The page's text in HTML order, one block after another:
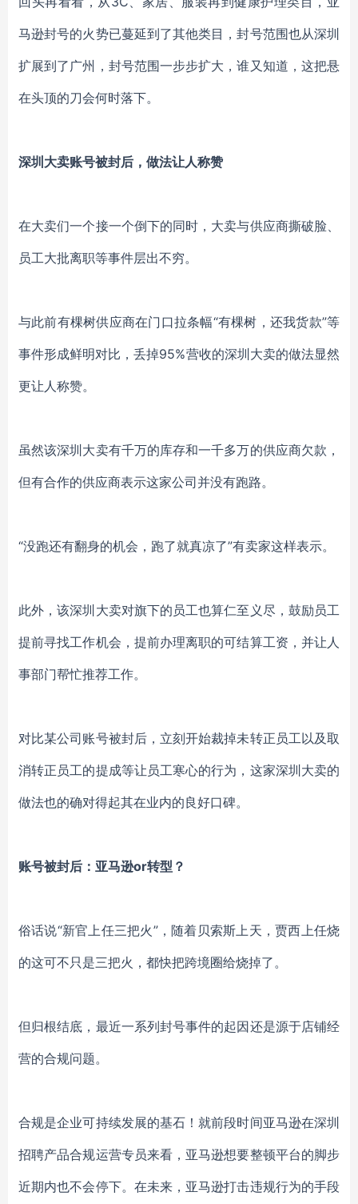
马逊封号的火势已蔓延到了其他类目，封号范围也从深圳
扩展到了广州，封号范围一步步扩大，谁又知道，这把悬
在头顶的刀会何时落下。
深圳大卖账号被封后，做法让人称赞
在大卖们一个接一个倒下的同时，大卖与供应商撕破脸、
员工大批离职等事件层出不穷。
与此前有棵树供应商在门口拉条幅“有棵树，还我货款”等
事件形成鲜明对比，丢掉95%营收的深圳大卖的做法显然
更让人称赞。
虽然该深圳大卖有千万的库存和一千多万的供应商欠款，
但有合作的供应商表示这家公司并没有跑路。
“没跑还有翻身的机会，跑了就真凉了”有卖家这样表示。
此外，该深圳大卖对旗下的员工也算仁至义尽，鼓励员工
提前寻找工作机会，提前办理离职的可结算工资，并让人
事部门帮忙推荐工作。
对比某公司账号被封后，立刻开始裁掉未转正员工以及取
消转正员工的提成等让员工寒心的行为，这家深圳大卖的
做法也的确对得起其在业内的良好口碑。
账号被封后：亚马逊or转型？
俗话说“新官上任三把火”，随着贝索斯上天，贾西上任烧
的这可不只是三把火，都快把跨境圈给烧掉了。
但归根结底，最近一系列封号事件的起因还是源于店铺经
营的合规问题。
合规是企业可持续发展的基石！就前段时间亚马逊在深圳
招聘产品合规运营专员来看，亚马逊想要整顿平台的脚步
近期内也不会停下。在未来，亚马逊打击违规行为的手段